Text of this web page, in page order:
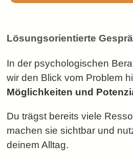
Lösungsorientierte
In der psychologischen
wir den Blick vom Problem
Möglichkeiten und
Du trägst bereits viele
machen sie sichtbar und
deinem Alltag.